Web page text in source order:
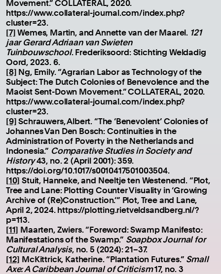
Movement.” COLLATERAL, 2020.
https://www.collateral-journal.com/index.php?
cluster=23.
[7]Wemes, Martin, and Annette van der Maarel. 121
jaar Gerard Adriaan van Swieten
Tuinbouwschool. Frederiksoord: Stichting Weldadig
Oord, 2023. 6.
[8] Ng, Emily. “Agrarian Labor as Technology of the
Subject: The Dutch Colonies of Benevolence and the
Maoist Sent-Down Movement.” COLLATERAL, 2020.
https://www.collateral-journal.com/index.php?
cluster=23.
[9]Schrauwers, Albert. “The ‘Benevolent’ Colonies of
Johannes Van Den Bosch: Continuities in the
Administration of Poverty in the Netherlands and
Indonesia.” Comparative Studies in Society and
History43, no. 2 (April 2001): 359.
https://doi.org/10.1017/s0010417501003504.
[10] Stuit, Hanneke, and Neeltje ten Westenend. “Plot,
Tree and Lane: Plotting Counter Visuality in ‘Growing
Archive of (Re)Construction.’” Plot, Tree and Lane,
April 2, 2024. https://plotting.rietveldsandberg.nl/?
p=113.
[11] Maarten, Zwiers. “Foreword: Swamp Manifesto:
Manifestations of the Swamp.” Soapbox Journal for
Cultural Analysis, no. 5 (2024): 21–37.
[12] McKittrick, Katherine. “Plantation Futures.” Small
Axe: A Caribbean Journal of Criticism17, no. 3